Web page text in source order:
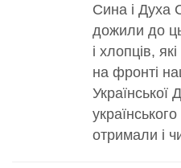
Сина і Духа
дожили до
і хлопців,
на фронті
отримали і